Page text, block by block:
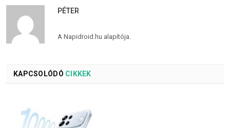
PÉTER
A Napidroid.hu alapítója.
KAPCSOLÓDÓ CIKKEK